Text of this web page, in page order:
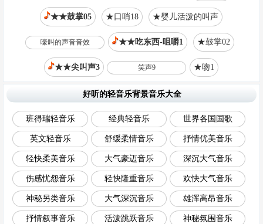
★★鼓掌05 ★口哨18 ★婴儿活泼的叫声
嚎叫的声音音效 ★★吃东西-咀嚼1 ★鼓掌02
★★尖叫声3 笑声9 ★吻1
好听的轻音乐背景音乐大全
班得瑞轻音乐 经典轻音乐 世界各国国歌
英文轻音乐 舒缓柔情音乐 抒情优美音乐
轻快柔美音乐 大气豪迈音乐 深沉大气音乐
伤感忧怨音乐 轻快隆重音乐 欢快大气音乐
神秘另类音乐 大气深沉音乐 雄浑高昂音乐
抒情叙事音乐 活泼跳跃音乐 神秘氛围音乐